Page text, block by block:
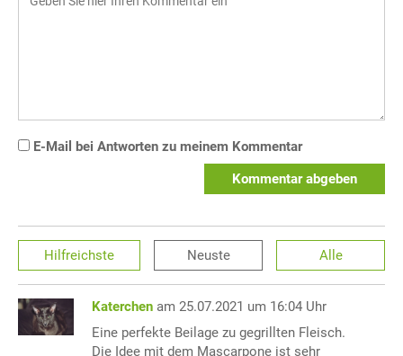
E-Mail bei Antworten zu meinem Kommentar
Kommentar abgeben
Hilfreichste Neuste Alle
Katerchen am 25.07.2021 um 16:04 Uhr
Eine perfekte Beilage zu gegrillten Fleisch.
Die Idee mit dem Mascarpone ist sehr